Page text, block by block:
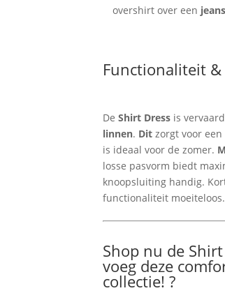
overshirt over een jeans
Functionaliteit
De Shirt Dressis
linnen. Ditzorgt voor
is ideaal voor de zomer.
losse pasvorm biedt
knoopsluiting handig.
functionaliteit moeiteloos.
Shop nu de
voeg deze
collectie! ?